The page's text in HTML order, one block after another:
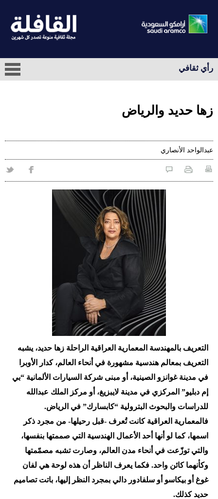
رأي ثقافي
زها حديد والرياض
عبدالواحد الأنصاري
التعريف بالمهندسة المعمارية العراقية الراحلة زها حديد، يشبه
التعريف بمعالم هندسية مشهورة في أنحاء العالم، كدار الأوبرا
في مدينة غوانزو الصينية، أو مبنى شركة السيارات الألمانية “بي
إم دبليو” المركزي في مدينة لايبزيغ، أو مركز الملك عبدالله
للدراسات والبحوث البترولية “كابسارك” في الرياض.
فالمعمارية العراقية كانت تُعرف -قبل رحيلها- من مجرد ذكر
اسمها، كما لو أنها أحد الأعمال الهندسية التي صممتها بنفسها،
والتي توزّعت في أنحاء مدن العالم، وصارت تشبه مصمّمتها
وكأنهما كائن واحد. فكما يعرف الناظر أن هذه لوحة هي لفان
غوغ أو بيكاسو أو سلفادور دالي بمجرد النظر إليها، باتت تصاميم
حديد كذلك.